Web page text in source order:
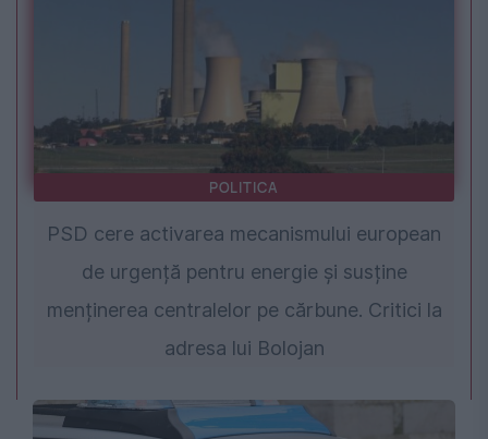
POLITICA
PSD cere activarea mecanismului european
de urgență pentru energie și susține
menținerea centralelor pe cărbune. Critici la
adresa lui Bolojan